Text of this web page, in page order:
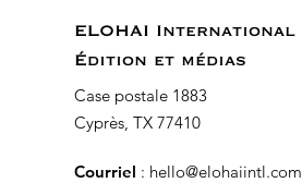
ELOHAI International
Édition et médias
Case postale 1883
Cyprès, TX 77410
Courriel : hello@elohaiintl.com